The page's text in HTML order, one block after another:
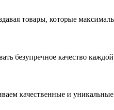
товары, которые
безупречное качество
качественные и